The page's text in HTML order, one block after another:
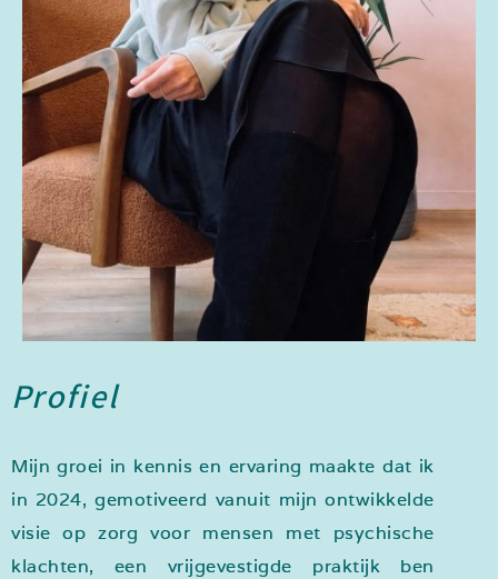
Profiel
Mijn groei in kennis en ervaring maakte dat ik
in 2024, gemotiveerd vanuit mijn ontwikkelde
visie op zorg voor mensen met psychische
klachten, een vrijgevestigde praktijk ben